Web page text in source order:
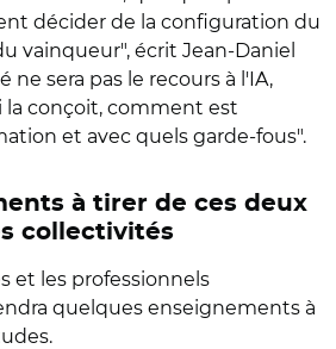
décider de la configuration du
vainqueur", écrit Jean-Daniel
ne sera pas le recours à l'IA,
la conçoit, comment est
et avec quels garde-fous".
à tirer de ces deux
collectivités
et les professionnels
quelques enseignements à